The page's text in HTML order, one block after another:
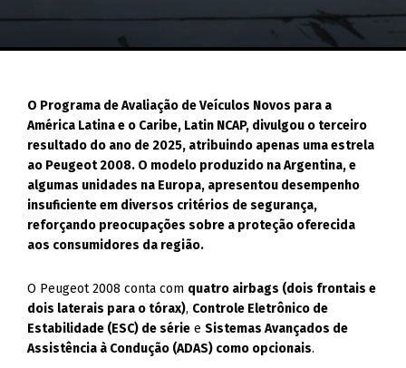
O Programa de Avaliação de Veículos Novos para a
América Latina e o Caribe, Latin NCAP, divulgou o terceiro
resultado do ano de 2025, atribuindo apenas uma estrela
ao Peugeot 2008. O modelo produzido na Argentina, e
algumas unidades na Europa, apresentou desempenho
insuficiente em diversos critérios de segurança,
reforçando preocupações sobre a proteção oferecida
aos consumidores da região.
O Peugeot 2008 conta com quatro airbags (dois frontais e
dois laterais para o tórax), Controle Eletrônico de
Estabilidade (ESC) de série eSistemas Avançados de
Assistência à Condução (ADAS) como opcionais.